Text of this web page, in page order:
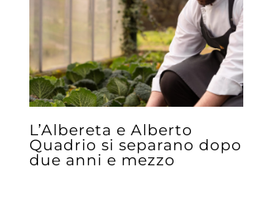
L’Albereta e Alberto
Quadrio si separano dopo
due anni e mezzo